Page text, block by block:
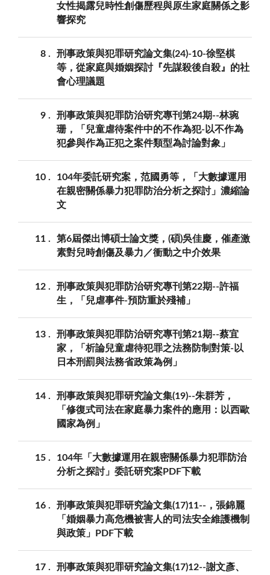
女性揭露兒時性創傷歷程與原生家庭關係之影
響探究
8
刑事政策與犯罪研究論文集(24)-10-徐堅棋
等，從家庭與婚姻探討『先謀殺後自殺』的社
會心理議題
9
刑事政策與犯罪防治研究專刊第24期--林琬
珊，「兒童虐待案件中的不作為犯-以不作為
犯參與作為正犯之案件類型為討論對象」
10
104年委託研究案，范國勇等，「大數據運用
在親密關係暴力犯罪防治分析之探討」濃縮論
文
11
第6屆傑出博碩士論文獎，(碩)吳佳慶，催產激
素對兒時創傷及暴力／衝動之中介效果
12
刑事政策與犯罪防治研究專刊第22期--許福
生，「兒虐事件-預防重於殘補」
13
刑事政策與犯罪防治研究專刊第21期--蔡宜
家，「析論兒童虐待犯罪之法務防制對策-以
日本刑罰與法務省政策為例」
14
刑事政策與犯罪研究論文集(19)--朱群芳，
「修復式司法在家庭暴力案件的應用：以西歐
國家為例」
15
104年「大數據運用在親密關係暴力犯罪防治
分析之探討」委託研究案PDF下載
16
刑事政策與犯罪研究論文集(17)11--，張錦麗
「婚姻暴力高危機被害人的司法安全維護機制
與政策」PDF下載
17
刑事政策與犯罪研究論文集(17)12--謝文彥、